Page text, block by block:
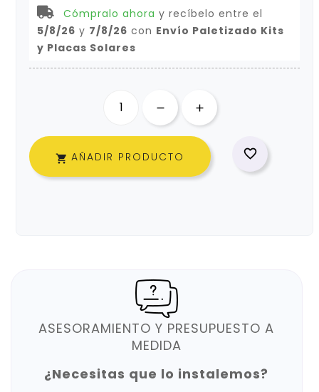
Cómpralo ahora y recíbelo entre el
5/8/26 y 7/8/26 con Envío Paletizado Kits
y Placas Solares
 AÑADIR PRODUCTO 
ASESORAMIENTO Y PRESUPUESTO A
MEDIDA
¿Necesitas que lo instalemos?